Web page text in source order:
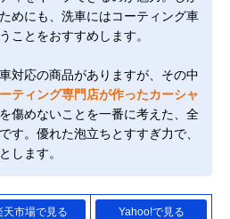
めにも、洗車にはコーティング車
ことをおすすめします。
対応の商品がありますが、その中
ティング専門店が作ったカーシャ
傷めないことを一番に考えた、全
す。優れた泡立ちとすすぎ力で、
します。
天市場で見る Yahoo!で見る